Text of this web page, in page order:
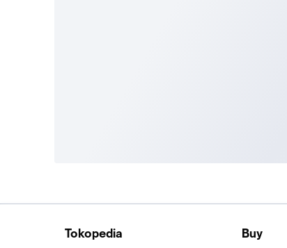
Tokopedia Buy